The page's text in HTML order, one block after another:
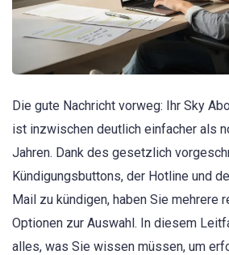
Die gute Nachricht vorweg: Ihr Sky
ist inzwischen deutlich einfacher als
Jahren. Dank des gesetzlich
Kündigungsbuttons, der Hotline und
Mail zu kündigen, haben Sie mehrere
Optionen zur Auswahl. In diesem
alles, was Sie wissen müssen, um